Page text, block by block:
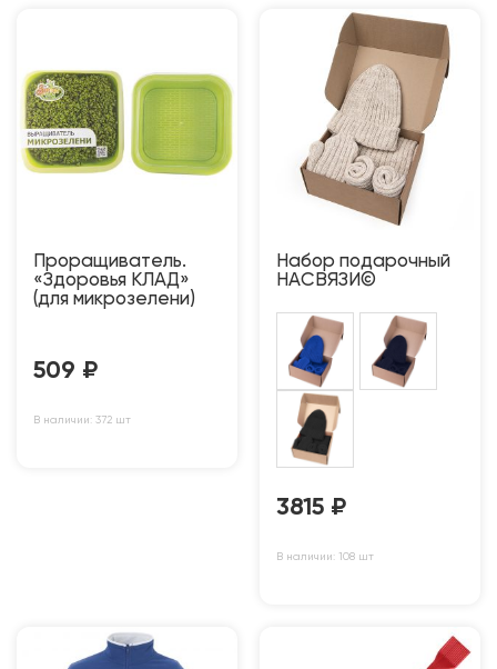
Проращиватель.
«Здоровья КЛАД»
(для микрозелени)
509 ₽
В наличии: 372 шт
Набор подарочный
НАСВЯЗИ©
3815 ₽
В наличии: 108 шт